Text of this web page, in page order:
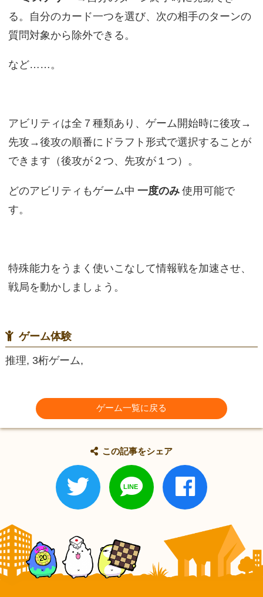
る。自分のカード一つを選び、次の相手のターンの
質問対象から除外できる。
など……。
アビリティは全７種類あり、ゲーム開始時に後攻→
先攻→後攻の順番にドラフト形式で選択することが
できます（後攻が２つ、先攻が１つ）。
どのアビリティもゲーム中 一度のみ 使用可能で
す。
特殊能力をうまく使いこなして情報戦を加速させ、
戦局を動かしましょう。
ゲーム体験
推理, 3桁ゲーム,
ゲーム一覧に戻る
この記事をシェア